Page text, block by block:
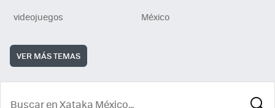
videojuegos
México
VER MÁS TEMAS